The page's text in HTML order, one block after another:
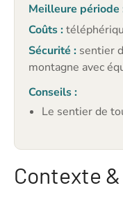
Meilleure période
Coûts :
Sécurité : sentier
montagne avec
Conseils :
Le sentier de
Contexte